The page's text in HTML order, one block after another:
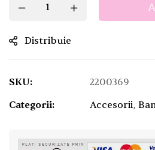
Distribuie
SKU:
2200369
Categorii:
Accesorii,